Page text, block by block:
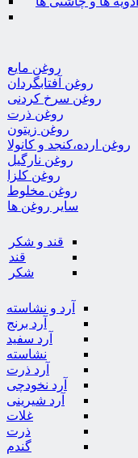
روغن مایع
روغن آفتابگردان
روغن سرخ کردنی
روغن ذرت
روغن زیتون
روغن ارده،کنجد و کانولا
روغن نارگیل
روغن کلزا
روغن مخلوط
سایر روغن ها
قند و شکر
قند
شکر
آرد و نشاسته
آرد برنج
آرد سفید
نشاسته
آرد ذرت
آرد نخودچی
آرد شیرینی
غلات
ذرت
گندم